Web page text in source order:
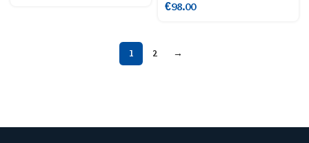
€98.00
1 2 →